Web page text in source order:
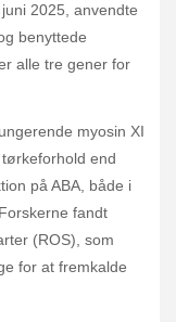
2025, anvendte
benyttede
alle tre gener for
myosin XI
end
på ABA, både i
fandt
(ROS), som
for at fremkalde